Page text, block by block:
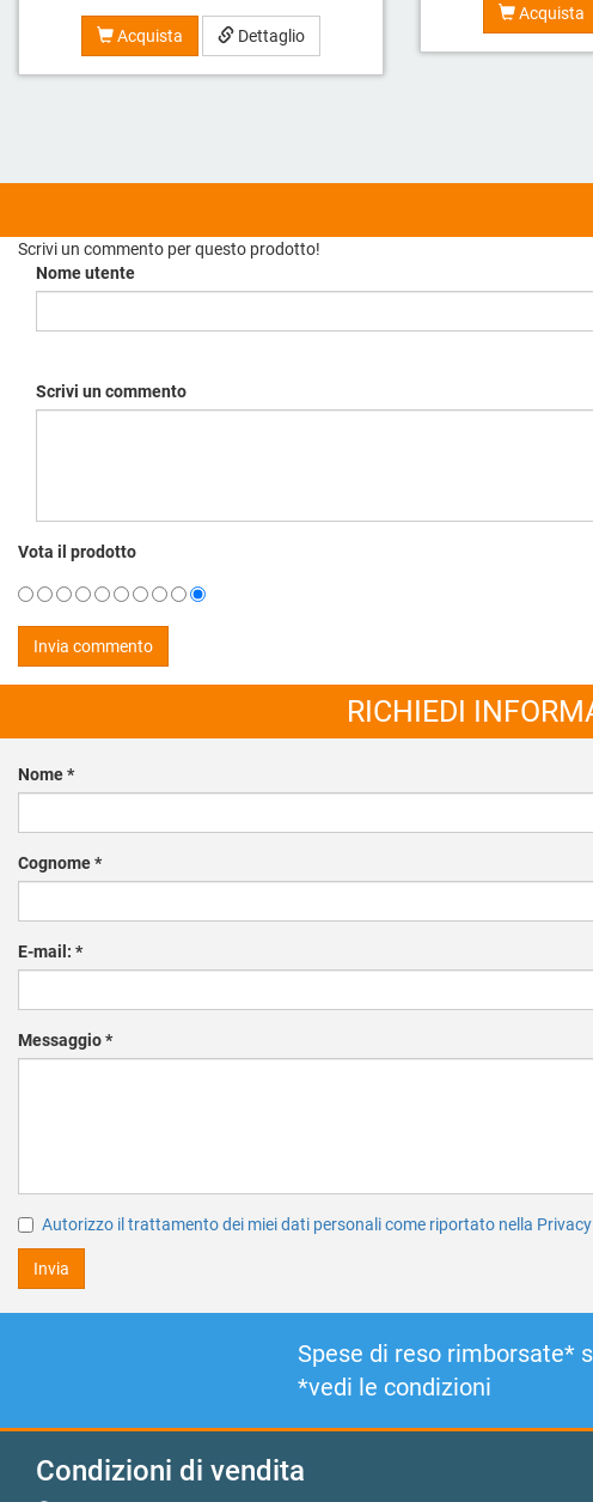
Acquista Dettaglio
Acquista
Scrivi un commento per questo prodotto!
Nome utente
Scrivi un commento
Vota il prodotto
RICHIEDI
Nome*
Cognome*
E-mail: *
Messaggio*
Autorizzo il trattamento dei miei dati personali come riportato nella Privacy
Invia
Spese di reso rimborsate*
*vedi le condizioni
Condizioni di vendita